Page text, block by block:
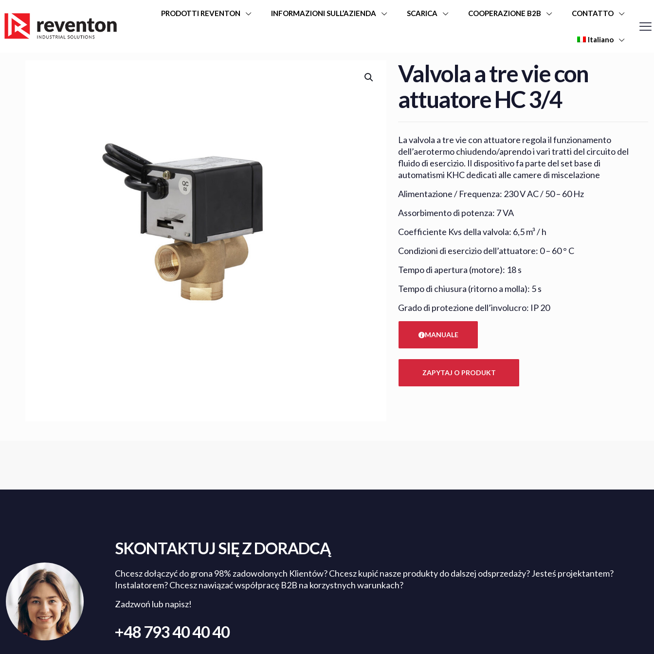
PRODOTTI REVENTON INFORMAZIONI SULL’AZIENDA SCARICA COOPERAZIONE B2B CONTATTO
Italiano
Valvola a tre vie con
attuatore HC 3/4
La valvola a tre vie con attuatore regola il funzionamento
dell’aerotermo chiudendo/aprendo i vari tratti del circuito del
fluido di esercizio. Il dispositivo fa parte del set base di
automatismi KHC dedicati alle camere di miscelazione
Alimentazione / Frequenza: 230 V AC / 50 – 60 Hz
Assorbimento di potenza: 7 VA
Coefficiente Kvs della valvola: 6,5 m³ / h
Condizioni di esercizio dell’attuatore: 0 – 60 ° C
Tempo di apertura (motore): 18 s
Tempo di chiusura (ritorno a molla): 5 s
Grado di protezione dell’involucro: IP 20
MANUALE
ZAPYTAJ O PRODUKT
SKONTAKTUJ SIĘ Z DORADCĄ
Chcesz dołączyć do grona 98% zadowolonych Klientów? Chcesz kupić nasze produkty do dalszej odsprzedaży? Jesteś projektantem?
Instalatorem? Chcesz nawiązać współpracę B2B na korzystnych warunkach?
Zadzwoń lub napisz!
+48 793 40 40 40